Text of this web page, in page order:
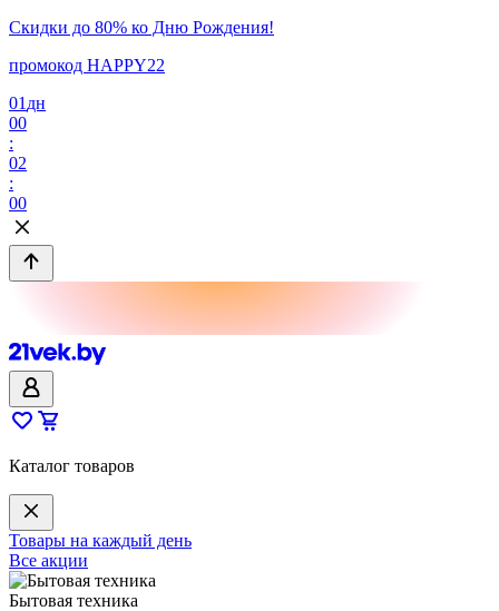
Скидки до 80% ко Дню Рождения!
промокод HAPPY22
01 дн
00
:
02
:
00
Каталог товаров
Товары на каждый день
Все акции
Бытовая техника